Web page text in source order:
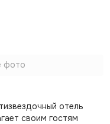
фото
отель
своим гостям